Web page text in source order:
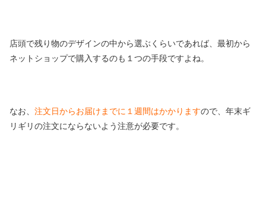
店頭で残り物のデザインの中から選ぶくらいであれば、最初から
ネットショップで購入するのも１つの手段ですよね。
なお、 注文日からお届けまでに１週間はかかりますので、年末ギ
リギリの注文にならないよう注意が必要です。